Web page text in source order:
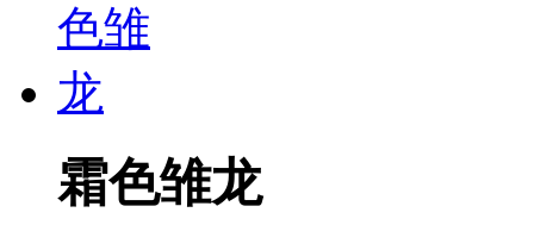
霜色雏龙